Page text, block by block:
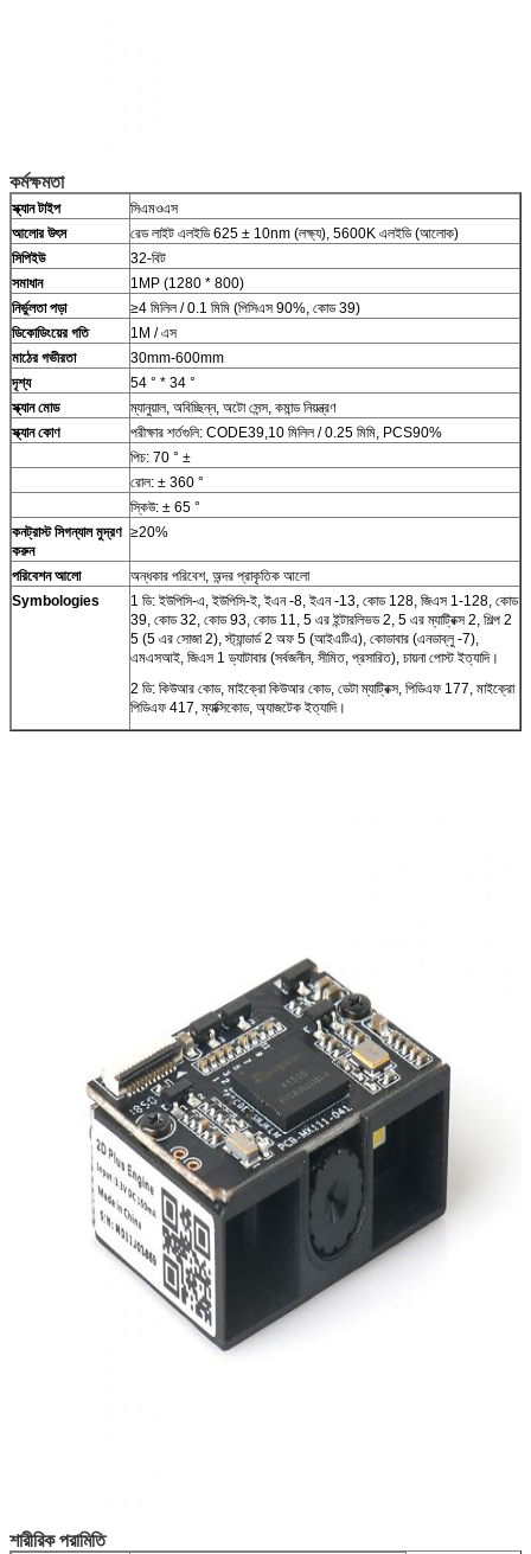
কর্মক্ষমতা
স্ক্যান টাইপ
সিএমওএস
আলোর উৎস
রেড লাইট এলইডি 625 ± 10nm (লক্ষ্য), 5600K এলইডি (আলোক)
সিপিইউ
32-বিট
সমাধান
1MP (1280 * 800)
নির্ভুলতা পড়া
≥4 মিলিল / 0.1 মিমি (পিসিএস 90%, কোড 39)
ডিকোডিংয়ের গতি
1M / এস
মাঠের গভীরতা
30mm-600mm
দৃশ্য
54 ° * 34 °
স্ক্যান মোড
ম্যানুয়াল, অবিচ্ছিন্ন, অটো সেন্স, কমান্ড নিয়ন্ত্রণ
স্ক্যান কোণ
পরীক্ষার শর্তগুলি: CODE39,10 মিলিল / 0.25 মিমি, PCS90%
পিচ: 70 ° ±
রোল: ± 360 °
স্কিউ: ± 65 °
কনট্রাস্ট সিগন্যাল মুদ্রণ
করুন
≥20%
পরিবেশন আলো
অন্ধকার পরিবেশ, অন্দর প্রাকৃতিক আলো
Symbologies
1 ডি: ইউপিসি-এ, ইউপিসি-ই, ইএন -8, ইএন -13, কোড 128, জিএস 1-128, কোড
39, কোড 32, কোড 93, কোড 11, 5 এর ইন্টারলিভড 2, 5 এর ম্যাট্রিক্স 2, শিল্প 2
5 (5 এর সোজা 2), স্ট্যান্ডার্ড 2 অফ 5 (আইএটিএ), কোডাবার (এনডাব্লু -7),
এমএসআই, জিএস 1 ড্যাটাবার (সর্বজনীন, সীমিত, প্রসারিত), চায়না পোস্ট ইত্যাদি।
2 ডি: কিউআর কোড, মাইক্রো কিউআর কোড, ডেটা ম্যাট্রিক্স, পিডিএফ 177, মাইক্রো
পিডিএফ 417, ম্যাক্সিকোড, অ্যাজটেক ইত্যাদি।
শারীরিক পরামিতি